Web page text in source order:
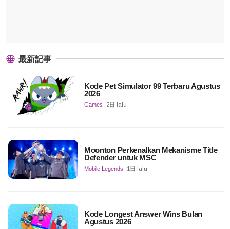
最新記事
Kode Pet Simulator 99 Terbaru Agustus
2026
Games 2日 lalu
Moonton Perkenalkan Mekanisme Title
Defender untuk MSC
Mobile Legends 1日 lalu
Kode Longest Answer Wins Bulan
Agustus 2026